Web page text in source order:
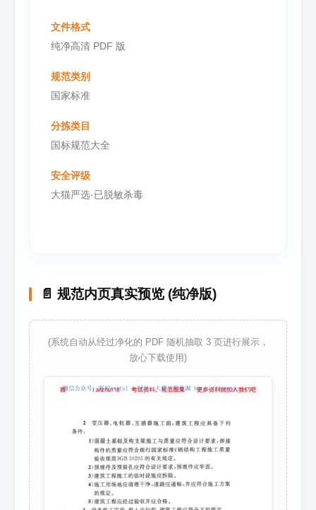
文件格式
纯净高清 PDF 版
规范类别
国家标准
分拣类目
国标规范大全
安全评级
大猫严选·已脱敏杀毒
📄 规范内页真实预览 (纯净版)
(系统自动从经过净化的 PDF 随机抽取 3 页进行展示，
放心下载使用)